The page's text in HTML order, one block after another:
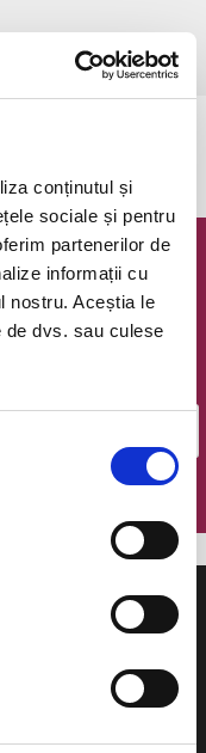
conținutul și
sociale și pentru
partenerilor de
informații cu
nostru. Aceștia le
de dvs. sau culese
vezi pe harta
cu cele mai noi